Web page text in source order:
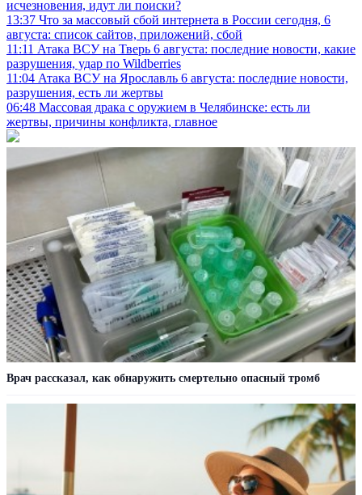
исчезновения, идут ли поиски?
13:37 Что за массовый сбой интернета в России сегодня, 6
августа: список сайтов, приложений, сбой
11:11 Атака ВСУ на Тверь 6 августа: последние новости, какие
разрушения, удар по Wildberries
11:04 Атака ВСУ на Ярославль 6 августа: последние новости,
разрушения, есть ли жертвы
06:48 Массовая драка с оружием в Челябинске: есть ли
жертвы, причины конфликта, главное
Врач рассказал, как обнаружить смертельно опасный тромб